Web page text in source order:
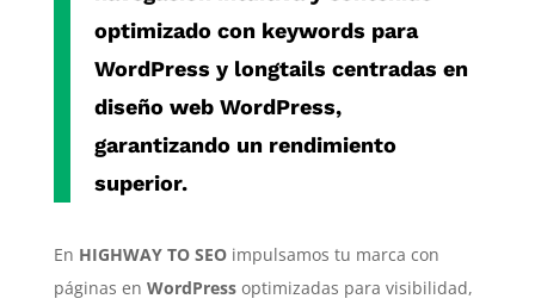
optimizado con keywords para
WordPress y longtails centradas en
diseño web WordPress,
garantizando un rendimiento
superior.
En HIGHWAY TO SEOimpulsamos tu marca con
páginas en WordPressoptimizadas para visibilidad,